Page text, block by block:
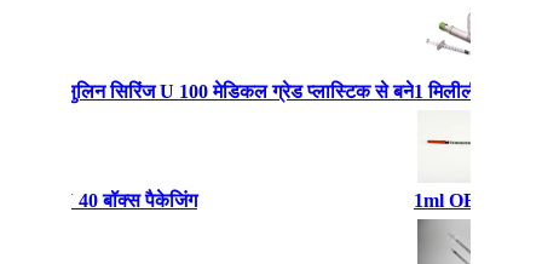
वाले इंसुलिन सिरिंज U 100 मेडिकल ग्रेड प्लास्टिक से बने
U 40 बॉक्स पैकेजिंग
1 मिलीलीटर गैर
1ml OEM